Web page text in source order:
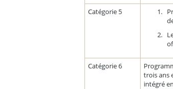
Catégorie 5
Catégorie 6
trois ans
intégré